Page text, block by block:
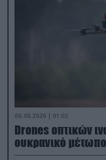
06.08.2026 | 01:02
Drones οπτικών
ουκρανικό